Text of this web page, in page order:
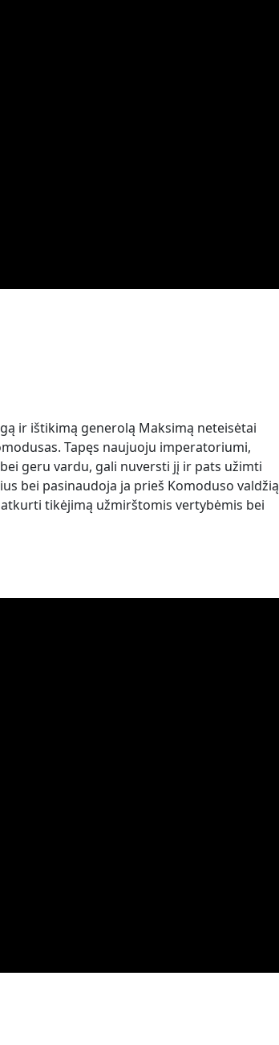
ir ištikimą generolą Maksimą neteisėtai
Tapęs naujuoju imperatoriumi,
geru vardu, gali nuversti jį ir pats užimti
bei pasinaudoja ja prieš Komoduso valdžią
tikėjimą užmirštomis vertybėmis bei